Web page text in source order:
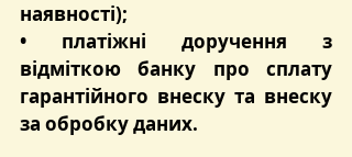
наявності);
• платіжні доручення з
відміткою банку про сплату
гарантійного внеску та внеску
за обробку даних.